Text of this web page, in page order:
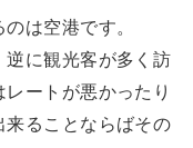
は空港です。
逆に観光客が多く訪
ートが悪かったり
来ることならばその